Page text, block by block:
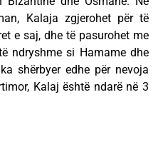
Kalaja zgjerohet për të
e saj, dhe të pasurohet me
ndryshme si Hamame dhe
shërbyer edhe për nevoja
Kalaj është ndarë në 3